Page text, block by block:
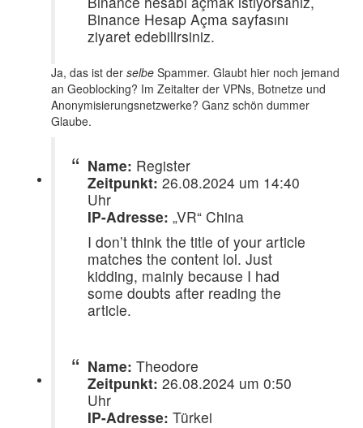
Binance Hesap Açma sayfasını
ziyaret edebilirsiniz.
Ja, das ist der selbe Spammer. Glaubt hier noch jemand
an Geoblocking? Im Zeitalter der VPNs, Botnetze und
Anonymisierungsnetzwerke? Ganz schön dummer
Glaube.
Name: Register
Zeitpunkt: 26.08.2024 um 14:40
Uhr
IP-Adresse: „VR“ China
I don’t think the title of your article
matches the content lol. Just
kidding, mainly because I had
some doubts after reading the
article.
Name: Theodore
Zeitpunkt: 26.08.2024 um 0:50
Uhr
IP-Adresse: Türkei